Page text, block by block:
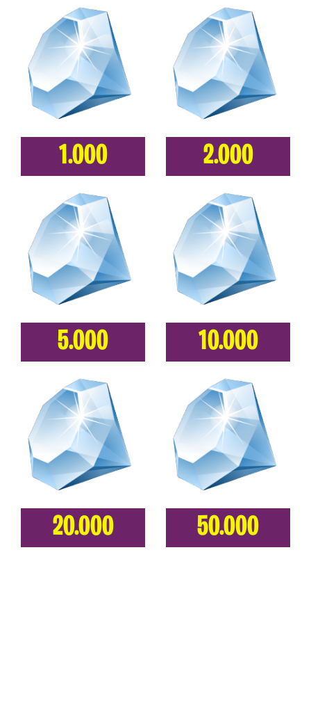
1.000 2.000
5.000 10.000
20.000 50.000